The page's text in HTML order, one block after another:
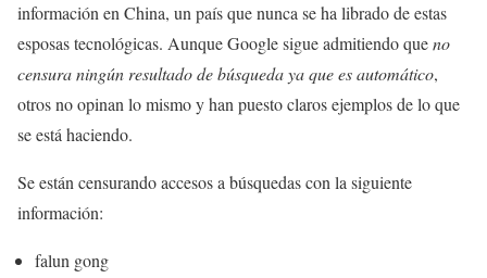
información en China, un país que nunca se ha librado de estas
esposas tecnológicas. Aunque Google sigue admitiendo queno
censura ningún resultado de búsqueda ya que es automático,
otros no opinan lo mismo y han puesto claros ejemplos de lo que
se está haciendo.
Se están censurando accesos a búsquedas con la siguiente
información:
falun gong